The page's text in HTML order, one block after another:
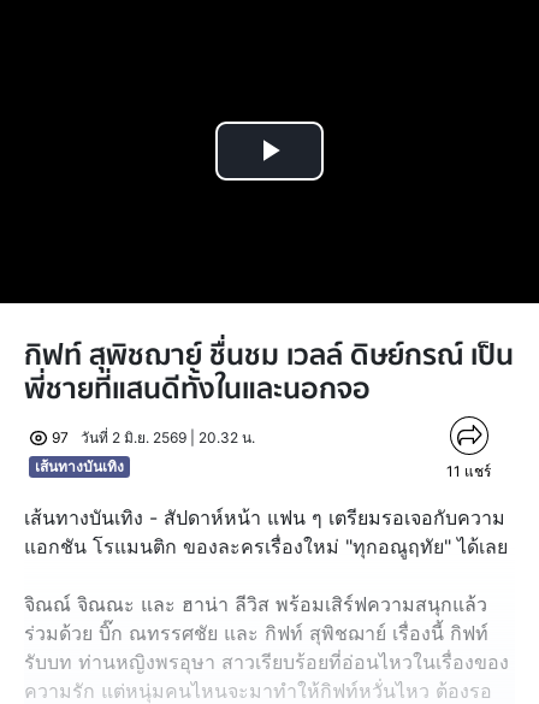
Play
กิฟท์ สุพิชฌาย์ ชื่นชม เวลล์ ดิษย์กรณ์ เป็น
พี่ชายที่แสนดีทั้งในและนอกจอ
97
วันที่ 2 มิ.ย. 2569 | 20.32 น.
เส้นทางบันเทิง
11 แชร์
เส้นทางบันเทิง - สัปดาห์หน้า แฟน ๆ เตรียมรอเจอกับความ
แอกชัน โรแมนติก ของละครเรื่องใหม่ "ทุกอณูฤทัย" ได้เลย
จิณณ์ จิณณะ และ ฮาน่า ลีวิส พร้อมเสิร์ฟความสนุกแล้ว
ร่วมด้วย บิ๊ก ณทรรศชัย และ กิฟท์ สุพิชฌาย์ เรื่องนี้ กิฟท์
รับบท ท่านหญิงพรอุษา สาวเรียบร้อยที่อ่อนไหวในเรื่องของ
ความรัก แต่หนุ่มคนไหนจะมาทำให้กิฟท์หวั่นไหว ต้องรอ